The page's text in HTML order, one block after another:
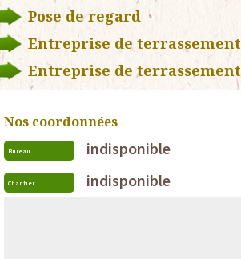
Pose de regard
Entreprise de
Entreprise de terrassement
Nos coordonnées
Bureau indisponible
Chantier indisponible